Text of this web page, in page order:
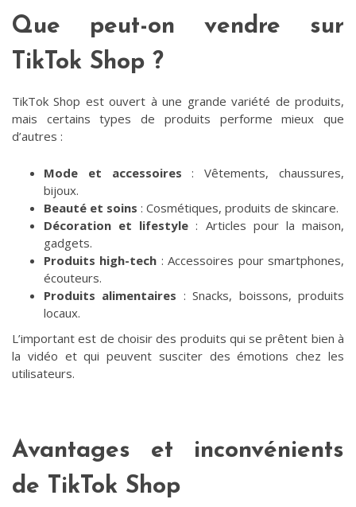
Que peut-on vendre sur
TikTok Shop ?
TikTok Shop est ouvert à une grande variété de produits,
mais certains types de produits performe mieux que
d’autres :
Mode et accessoires : Vêtements, chaussures,
bijoux.
Beauté et soins : Cosmétiques, produits de skincare.
Décoration et lifestyle : Articles pour la maison,
gadgets.
Produits high-tech : Accessoires pour smartphones,
écouteurs.
Produits alimentaires : Snacks, boissons, produits
locaux.
L’important est de choisir des produits qui se prêtent bien à
la vidéo et qui peuvent susciter des émotions chez les
utilisateurs.
Avantages et inconvénients
de TikTok Shop